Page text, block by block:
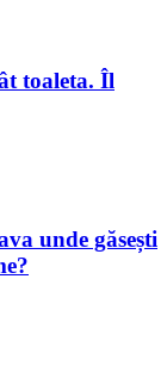
toaleta. Îl
unde găsești